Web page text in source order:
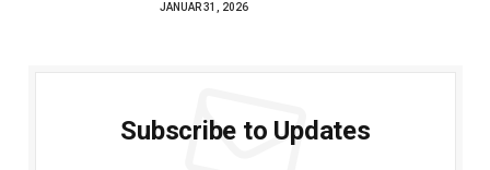
JANUAR 31, 2026
Subscribe to Updates